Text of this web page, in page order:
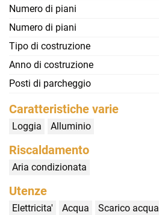
Numero di piani
Numero di piani
Tipo di costruzione
Anno di costruzione
Posti di parcheggio
Caratteristiche varie
Loggia Alluminio
Riscaldamento
Aria condizionata
Utenze
Elettricita' Acqua Scarico acqua